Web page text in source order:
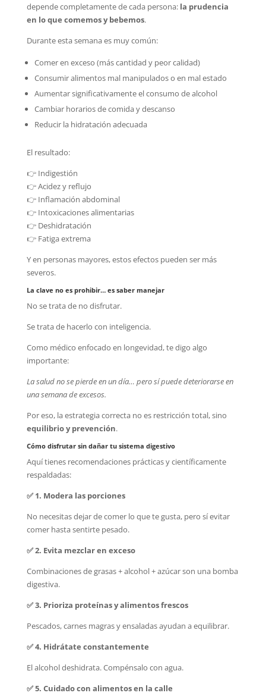
depende completamente de cada persona: la prudencia
en lo que comemos y bebemos.
Durante esta semana es muy común:
Comer en exceso (más cantidad y peor calidad)
Consumir alimentos mal manipulados o en mal estado
Aumentar significativamente el consumo de alcohol
Cambiar horarios de comida y descanso
Reducir la hidratación adecuada
El resultado:
👉 Indigestión
👉 Acidez y reflujo
👉 Inflamación abdominal
👉 Intoxicaciones alimentarias
👉 Deshidratación
👉 Fatiga extrema
Y en personas mayores, estos efectos pueden ser más
severos.
La clave no es prohibir… es saber manejar
No se trata de no disfrutar.
Se trata de hacerlo con inteligencia.
Como médico enfocado en longevidad, te digo algo
importante:
La salud no se pierde en un día… pero sí puede deteriorarse en
una semana de excesos.
Por eso, la estrategia correcta no es restricción total, sino
equilibrio y prevención.
Cómo disfrutar sin dañar tu sistema digestivo
Aquí tienes recomendaciones prácticas y científicamente
respaldadas:
✅ 1. Modera las porciones
No necesitas dejar de comer lo que te gusta, pero sí evitar
comer hasta sentirte pesado.
✅ 2. Evita mezclar en exceso
Combinaciones de grasas + alcohol + azúcar son una bomba
digestiva.
✅ 3. Prioriza proteínas y alimentos frescos
Pescados, carnes magras y ensaladas ayudan a equilibrar.
✅ 4. Hidrátate constantemente
El alcohol deshidrata. Compénsalo con agua.
✅ 5. Cuidado con alimentos en la calle